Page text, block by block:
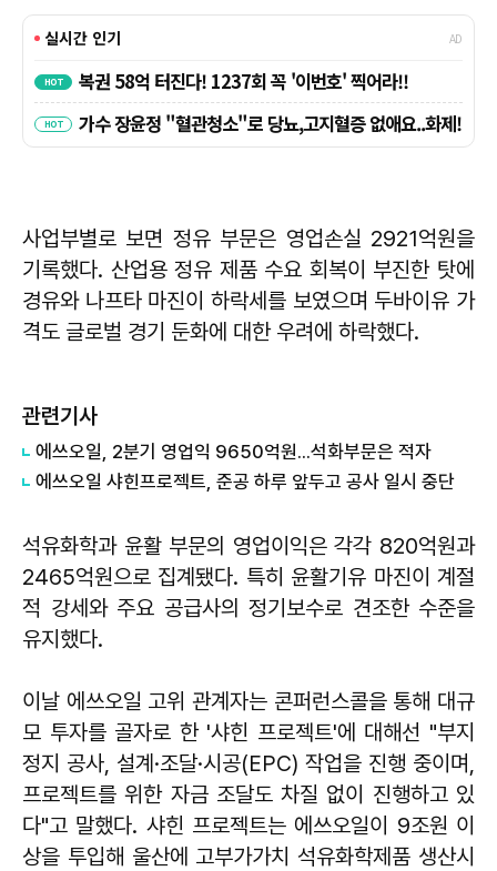
사업부별로 보면 정유 부문은 영업손실 2921억원을
기록했다. 산업용 정유 제품 수요 회복이 부진한 탓에
경유와 나프타 마진이 하락세를 보였으며 두바이유 가
격도 글로벌 경기 둔화에 대한 우려에 하락했다.
관련기사
에쓰오일, 2분기 영업익 9650억원...석화부문은 적자
에쓰오일 샤힌프로젝트, 준공 하루 앞두고 공사 일시 중단
석유화학과 윤활 부문의 영업이익은 각각 820억원과
2465억원으로 집계됐다. 특히 윤활기유 마진이 계절
적 강세와 주요 공급사의 정기보수로 견조한 수준을
유지했다.
이날 에쓰오일 고위 관계자는 콘퍼런스콜을 통해 대규
모 투자를 골자로 한 '샤힌 프로젝트'에 대해선 "부지
정지 공사, 설계·조달·시공(EPC) 작업을 진행 중이며,
프로젝트를 위한 자금 조달도 차질 없이 진행하고 있
다"고 말했다. 샤힌 프로젝트는 에쓰오일이 9조원 이
상을 투입해 울산에 고부가가치 석유화학제품 생산시